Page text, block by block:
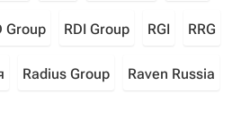
Group RDI Group RGI RRG
Radius Group Raven Russia